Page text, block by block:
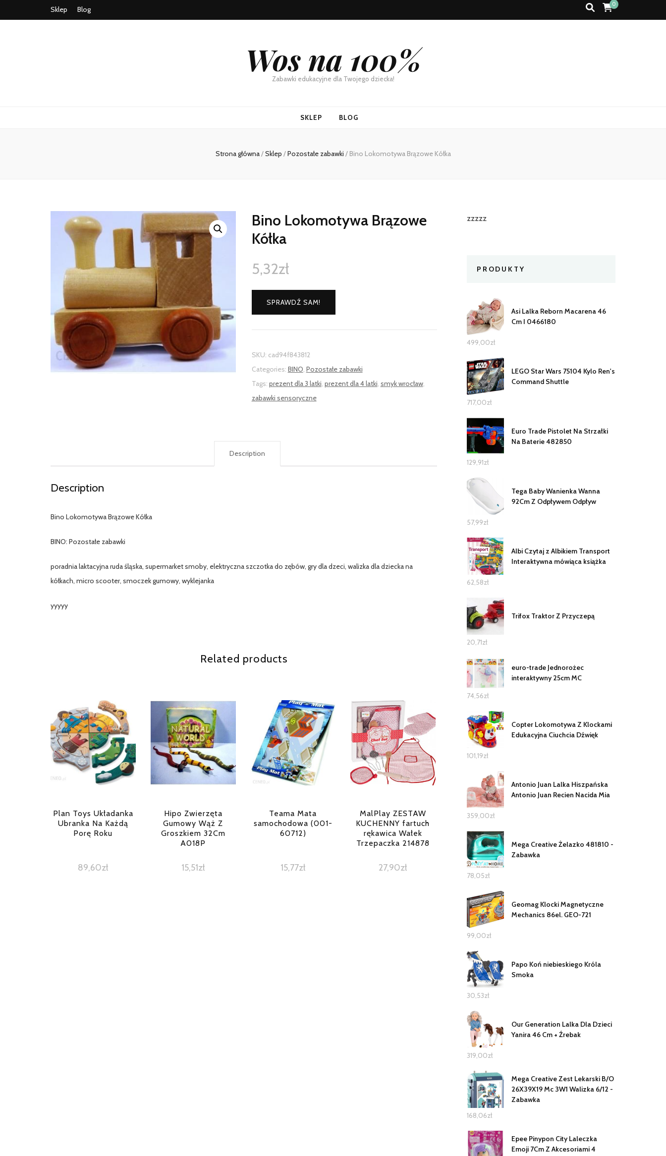
Sklep Blog
0
Wos na 100%
Zabawki edukacyjne dla Twojego dziecka!
SKLEP BLOG
Strona główna/Sklep /Pozostałe zabawki / Bino Lokomotywa Brązowe Kółka
Bino Lokomotywa Brązowe
Kółka
5,32zł
SPRAWDŹ SAM!
SKU: cad94f843812
Categories: BINO, Pozostałe zabawki
Tags: prezent dla 3 latki, prezent dla 4 latki, smyk wrocław,
zabawki sensoryczne
Description
Description
Bino Lokomotywa Brązowe Kółka
BINO: Pozostałe zabawki
poradnia laktacyjna ruda śląska, supermarket smoby, elektryczna szczotka do zębów, gry dla dzeci, walizka dla dziecka na
kółkach, micro scooter, smoczek gumowy, wyklejanka
yyyyy
Related products
Plan Toys Układanka
Ubranka Na Każdą
Porę Roku
89,60zł
Hipo Zwierzęta
Gumowy Wąż Z
Groszkiem 32Cm
A018P
15,51zł
Teama Mata
samochodowa (001-
60712)
15,77zł
MalPlay ZESTAW
KUCHENNY fartuch
rękawica Wałek
Trzepaczka 214878
27,90zł
zzzzz
PRODUKTY
Asi Lalka Reborn Macarena 46
Cm I 0466180
499,00zł
LEGO Star Wars 75104 Kylo Ren's
Command Shuttle
717,00zł
Euro Trade Pistolet Na Strzałki
Na Baterie 482850
129,91zł
Tega Baby Wanienka Wanna
92Cm Z Odpływem Odpływ
57,99zł
Albi Czytaj z Albikiem Transport
Interaktywna mówiąca książka
62,58zł
Trifox Traktor Z Przyczepą
20,71zł
euro-trade Jednorożec
interaktywny 25cm MC
74,56zł
Copter Lokomotywa Z Klockami
Edukacyjna Ciuchcia Dźwięk
101,19zł
Antonio Juan Lalka Hiszpańska
Antonio Juan Recien Nacida Mia
359,00zł
Mega Creative Żelazko 481810 -
Zabawka
78,05zł
Geomag Klocki Magnetyczne
Mechanics 86el. GEO-721
99,00zł
Papo Koń niebieskiego Króla
Smoka
30,53zł
Our Generation Lalka Dla Dzieci
Yanira 46 Cm + Źrebak
319,00zł
Mega Creative Zest Lekarski B/O
26X39X19 Mc 3W1 Walizka 6/12 -
Zabawka
168,06zł
Epee Pinypon City Laleczka
Emoji 7Cm Z Akcesoriami 4